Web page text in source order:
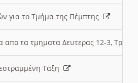
για το Τμήμα της Πέμπτης
απο τα τμηματα Δευτερας 12-3,
Τάξη